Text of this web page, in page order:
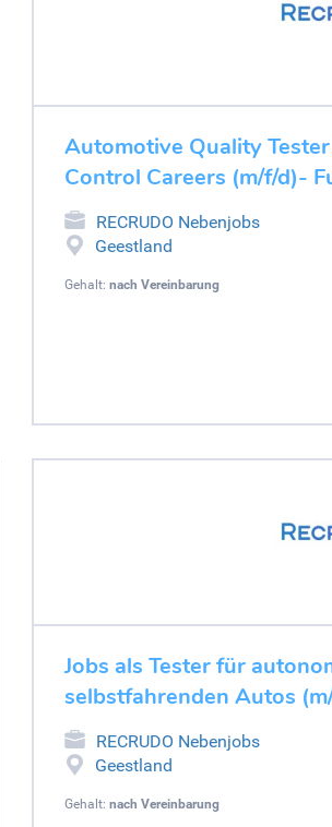
Automotive Quality
Control Careers (m/f/d)-
RECRUDO Nebenjobs
Geestland
Gehalt: nach Vereinbarung
Jobs als Tester für
selbstfahrenden Autos
RECRUDO Nebenjobs
Geestland
Gehalt: nach Vereinbarung